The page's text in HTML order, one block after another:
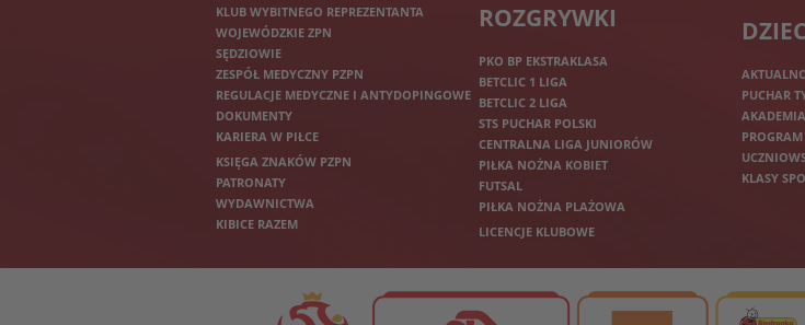
KLUB WYBITNEGO REPREZENTANTA
WOJEWÓDZKIE ZPN
SĘDZIOWIE
ZESPÓŁ MEDYCZNY PZPN
REGULACJE MEDYCZNE I ANTYDOPINGOWE
DOKUMENTY
KARIERA W PIŁCE
KSIĘGA ZNAKÓW PZPN
PATRONATY
WYDAWNICTWA
KIBICE RAZEM
ROZGRYWKI
PKO BP EKSTRAKLASA
BETCLIC 1 LIGA
BETCLIC 2 LIGA
STS PUCHAR POLSKI
CENTRALNA LIGA JUNIORÓW
PIŁKA NOŻNA KOBIET
FUTSAL
PIŁKA NOŻNA PLAŻOWA
LICENCJE KLUBOWE
PUCHAR
PROGRAM
KLASY